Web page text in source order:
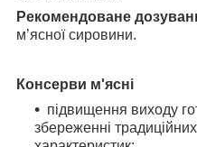
Рекомендоване
м’ясної сировини.
Консерви м'ясні
підвищення виходу
збереженні традиційних